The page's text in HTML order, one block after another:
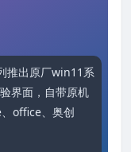
推出原厂win11系
界面，自带原机
office、奥创
与